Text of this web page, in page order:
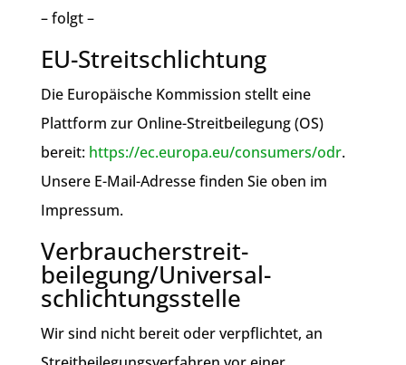
– folgt –
EU-Streitschlichtung
Die Europäische Kommission stellt eine
Plattform zur Online-Streitbeilegung (OS)
bereit: https://ec.europa.eu/consumers/odr.
Unsere E-Mail-Adresse finden Sie oben im
Impressum.
Verbraucher­streit­
beilegung/Universal­
schlichtungs­stelle
Wir sind nicht bereit oder verpflichtet, an